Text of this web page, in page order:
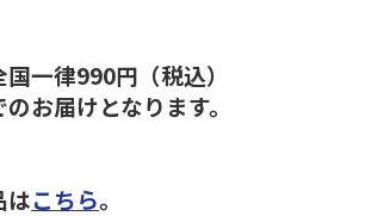
一律990円（税込）
お届けとなります。
はこちら。